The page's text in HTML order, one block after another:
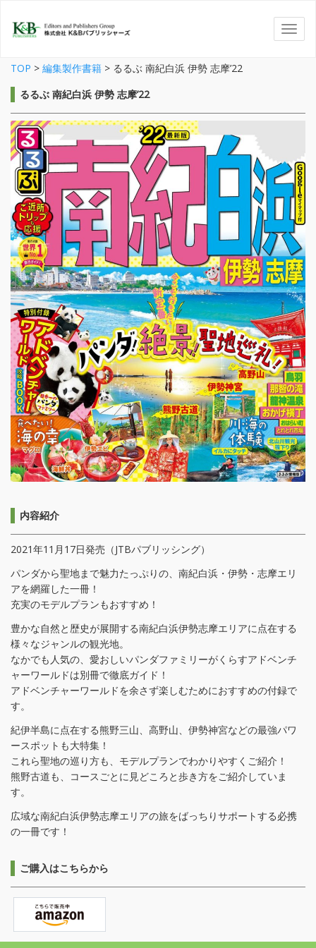
TOP > 編集製作書籍 > るるぶ 南紀白浜 伊勢 志摩’22
るるぶ 南紀白浜 伊勢 志摩’22
内容紹介
2021年11月17日発売（JTBパブリッシング）
パンダから聖地まで魅力たっぷりの、南紀白浜・伊勢・志摩エリ
アを網羅した一冊！
充実のモデルプランもおすすめ！
豊かな自然と歴史が展開する南紀白浜伊勢志摩エリアに点在する
様々なジャンルの観光地。
なかでも人気の、愛おしいパンダファミリーがくらすアドベンチ
ャーワールドは別冊で徹底ガイド！
アドベンチャーワールドを余さず楽しむためにおすすめの付録で
す。
紀伊半島に点在する熊野三山、高野山、伊勢神宮などの最強パワ
ースポットも大特集！
これら聖地の巡り方も、モデルプランでわかりやすくご紹介！
熊野古道も、コースごとに見どころと歩き方をご紹介していま
す。
広域な南紀白浜伊勢志摩エリアの旅をばっちりサポートする必携
の一冊です！
ご購入はこちらから